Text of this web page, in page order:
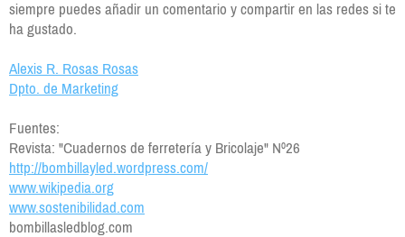
siempre puedes añadir un comentario y compartir en las redes si te
ha gustado.
Alexis R. Rosas Rosas
Dpto. de Marketing
Fuentes:
Revista: "Cuadernos de ferretería y Bricolaje" Nº26
http://bombillayled.wordpress.com/
www.wikipedia.org
www.sostenibilidad.com
bombillasledblog.com